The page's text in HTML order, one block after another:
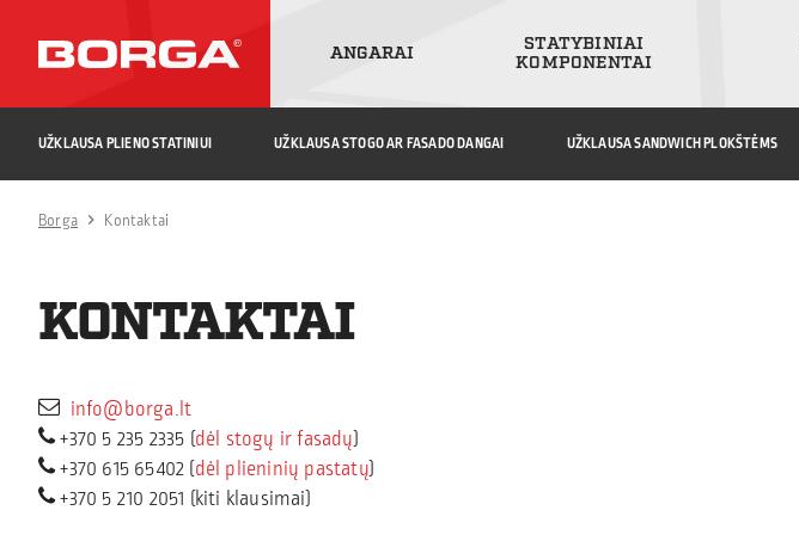
ANGARAI
STATYBINIAI
KOMPONENTAI
UŽKLAUSA PLIENO STATINIUI UŽKLAUSA STOGO AR FASADO DANGAI UŽKLAUSA SANDWICH PLOKŠTĖMS
Borga Kontaktai
KONTAKTAI
info@borga.lt
+370 5 235 2335 (dėl stogų ir fasadų)
+370 615 65402 (dėl plieninių pastatų)
+370 5 210 2051 (kiti klausimai)